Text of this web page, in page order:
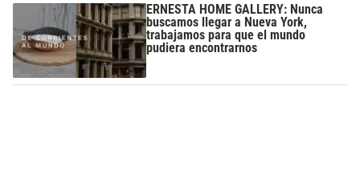
ERNESTA HOME GALLERY: Nunca
buscamos llegar a Nueva York,
trabajamos para que el mundo
pudiera encontrarnos